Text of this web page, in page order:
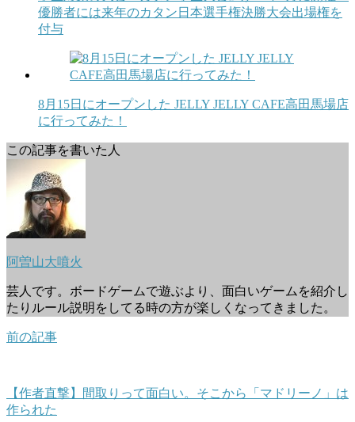
優勝者には来年のカタン日本選手権決勝大会出場権を
付与
8月15日にオープンした JELLY JELLY CAFE高田馬場店
に行ってみた！
この記事を書いた人
阿曽山大噴火
芸人です。ボードゲームで遊ぶより、面白いゲームを紹介し
たりルール説明をしてる時の方が楽しくなってきました。
前の記事
【作者直撃】間取りって面白い。そこから「マドリーノ」は
作られた